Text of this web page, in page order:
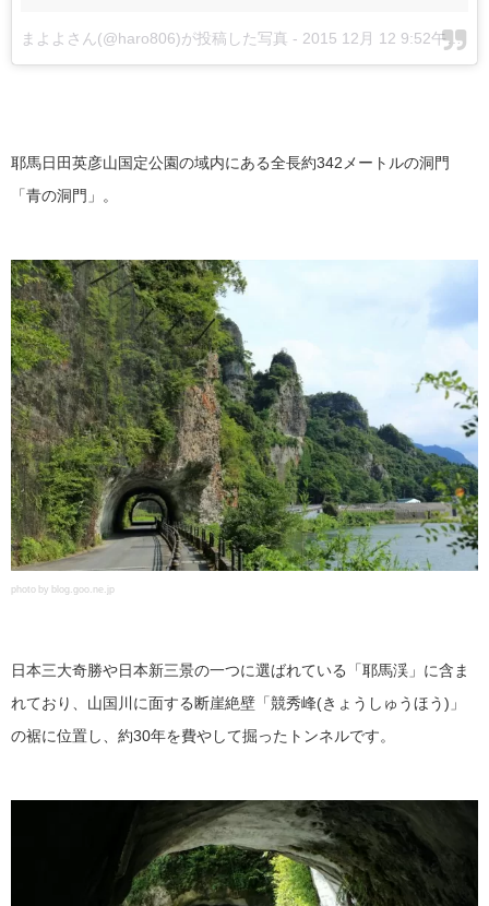
まよよさん(@haro806)が投稿した写真 - 2015 12月 12 9:52午後 PST
耶馬日田英彦山国定公園の域内にある全長約342メートルの洞門
「青の洞門」。
photo by blog.goo.ne.jp
日本三大奇勝や日本新三景の一つに選ばれている「耶馬渓」に含ま
れており、山国川に面する断崖絶壁「競秀峰(きょうしゅうほう)」
の裾に位置し、約30年を費やして掘ったトンネルです。